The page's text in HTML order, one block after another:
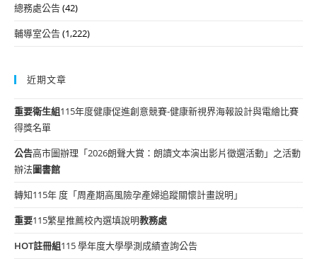
總務處公告(42)
輔導室公告(1,222)
近期文章
重要衛生組115年度健康促進創意競賽-健康新視界海報設計與電繪比賽
得獎名單
公告高市圖辦理「2026朗聲大賞：朗讀文本演出影片徵選活動」之活動
辦法圖書館
轉知115年 度「周產期高風險孕產婦追蹤關懷計畫說明」
重要115繁星推薦校內選填說明教務處
HOT註冊組115 學年度大學學測成績查詢公告